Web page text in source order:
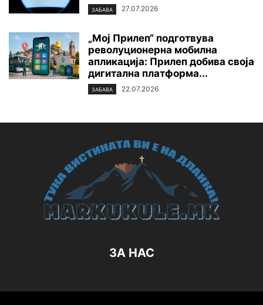
ЗАБАВА 27.07.2026
„Мој Прилеп“ подготвува
револуционерна мобилна
апликација: Прилеп добива своја
дигитална платформа...
ЗАБАВА 22.07.2026
ЗА НАС